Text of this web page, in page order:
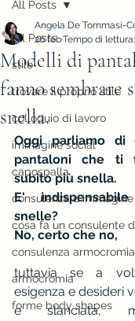
All Posts
stile
trovare il proprio stile
colloquio di lavoro
immagine social
capospalla
consulenza d'immagine
cosa fa un consulente
consulenza armocromia
armocromia
forme body shapes
All Posts
Modelli di
fanno sembrare
snella.
Angela De Tommasi-
26 febTempo di
Oggi parliamo
pantaloni che ti
subito più snella.
E'
snelle?
No, certo che no,
tuttavia se a
esigenza e desideri
e slanciata,